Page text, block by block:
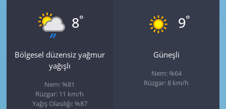
8°
Bölgesel düzensiz yağmur
yağışlı
Nem: %81
Rüzgar: 11 km/h
Yağış Olasılığı: %87
9°
Güneşli
Nem: %64
Rüzgar: 8 km/h